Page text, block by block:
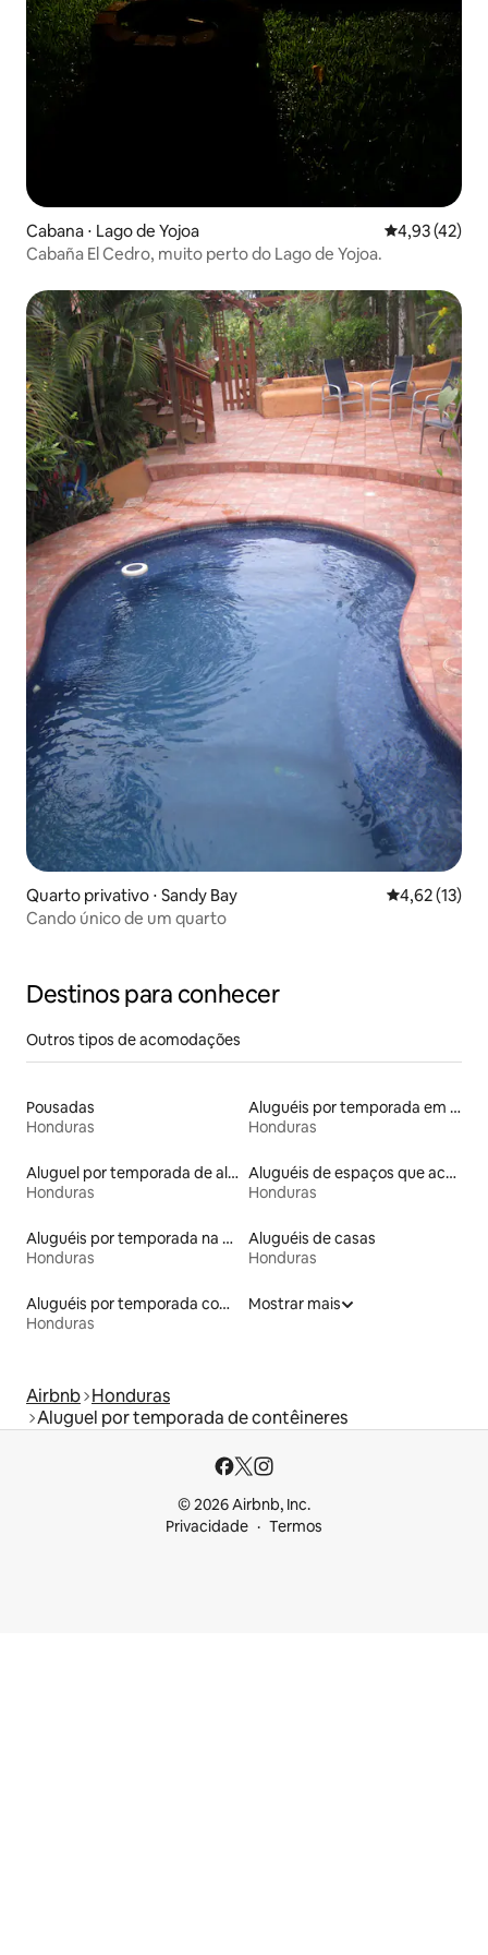
Cabana ⋅ Lago de Yojoa 4,93 de uma
4,93 (42)
Cabaña El Cedro, muito perto do Lago de Yojoa.
Quarto privativo ⋅ Sandy Bay 4,62 de uma
4,62 (13)
Cando único de um quarto
Destinos para conhecer
Outros tipos de acomodações
Pousadas
Honduras
Aluguéis por temporada em hotéis-fazenda
Honduras
Aluguel por temporada de alojamentos ecológicos
Honduras
Aluguéis de espaços que aceitam animais de estimação
Honduras
Aluguéis por temporada na orla
Honduras
Aluguéis de casas
Honduras
Aluguéis por temporada com caiaque
Honduras
Mostrar mais
Airbnb Honduras
Aluguel por temporada de contêineres
© 2026 Airbnb, Inc.
Privacidade
Termos